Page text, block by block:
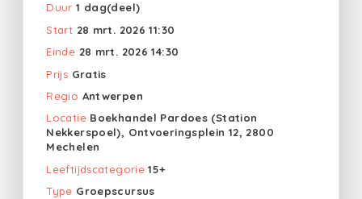
Duur 1 dag(deel)
Start 28 mrt. 2026 11:30
Einde 28 mrt. 2026 14:30
Prijs Gratis
Regio Antwerpen
Locatie Boekhandel Pardoes (Station
Nekkerspoel), Ontvoeringsplein 12, 2800
Mechelen
Leeftijdscategorie 15+
Type Groepscursus